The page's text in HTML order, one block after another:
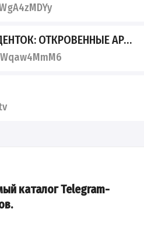
ОТКРОВЕННЫЕ АРХИВЫ ТГК
каталог Telegram-